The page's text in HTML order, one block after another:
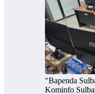
"Bapenda
Kominfo